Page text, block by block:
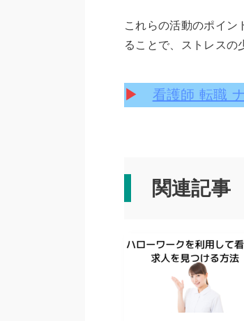
これらの活動のポイン
ることで、ストレスの
▶ 看護師 転職
関連記事